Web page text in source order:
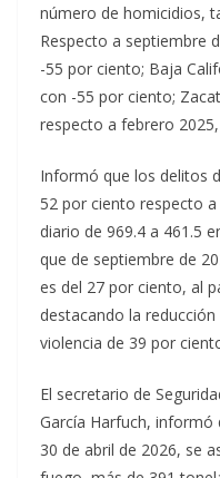
número de homicidios,
Respecto a septiembre
-55 por ciento; Baja
con -55 por ciento;
respecto a febrero
Informó que los delitos
52 por ciento respecto
diario de 969.4 a 461.5
que de septiembre de
es del 27 por ciento, al
destacando la
violencia de 39 por
El secretario de
García Harfuch, informó
30 de abril de 2026, se